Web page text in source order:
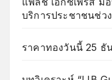
บริการประชาชนช่ว
ราคาทองวันนี้ 25 ธั